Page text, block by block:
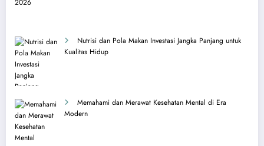
Nutrisi dan Pola Makan Investasi Jangka Panjang untuk
Kualitas Hidup
Memahami dan Merawat Kesehatan Mental di Era
Modern